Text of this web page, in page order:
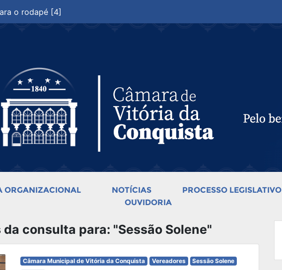
o rodapé [4]
ORGANIZACIONAL NOTÍCIAS PROCESSO LEGISLATIVO
OUVIDORIA
consulta para: "Sessão Solene"
Câmara Municipal de Vitória da Conquista Vereadores
Sessão Solene